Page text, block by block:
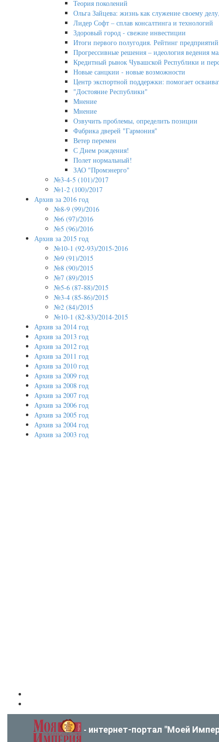
Теория поколений
Ольга Зайцева: жизнь как служение своему
Лидер Софт – сплав консалтинга и технологий
Здоровый город - свежие инвестиции
Итоги первого полугодия. Рейтинг предприятий
Прогрессивные решения – идеология ведения
Кредитный рынок Чувашской Республики и
Новые санцкии - новые возможности
Центр экспортной поддержки: помогает
"Достояние Республики"
Мнение
Мнение
Озвучить проблемы, определить позиции
Фабрика дверей "Гармония"
Ветер перемен
С Днем рождения!
Полет нормальный!
ЗАО "Промэнерго"
№3-4-5 (101)/2017
№1-2 (100)/2017
Архив за 2016 год
№8-9 (99)/2016
№6 (97)/2016
№5 (96)/2016
Архив за 2015 год
№10-1 (92-93)/2015-2016
№9 (91)/2015
№8 (90)/2015
№7 (89)/2015
№5-6 (87-88)/2015
№3-4 (85-86)/2015
№2 (84)/2015
№10-1 (82-83)/2014-2015
Архив за 2014 год
Архив за 2013 год
Архив за 2012 год
Архив за 2011 год
Архив за 2010 год
Архив за 2009 год
Архив за 2008 год
Архив за 2007 год
Архив за 2006 год
Архив за 2005 год
Архив за 2004 год
Архив за 2003 год
- интернет-портал "Моей